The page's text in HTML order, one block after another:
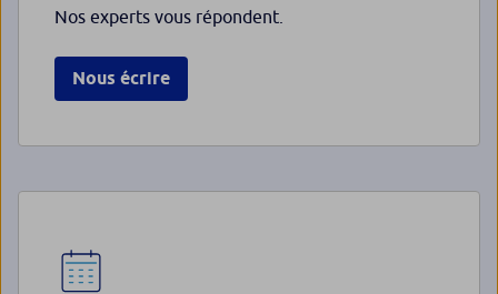
Nos experts vous répondent.
Nous écrire